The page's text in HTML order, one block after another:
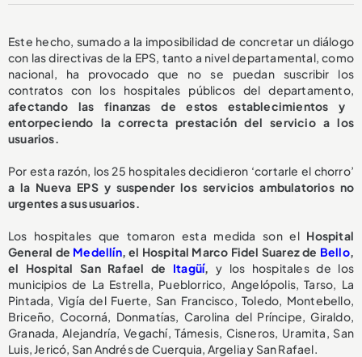
Este hecho, sumado a la imposibilidad de concretar un diálogo
con las directivas de la EPS, tanto a nivel departamental, como
nacional, ha provocado que no se puedan suscribir los
contratos con los hospitales públicos del departamento,
afectando las finanzas de estos establecimientos y
entorpeciendo la correcta prestación del servicio a los
usuarios.
Por esta razón, los 25 hospitales decidieron ‘cortarle el chorro’
a la Nueva EPS y suspender los servicios ambulatorios no
urgentes a sus usuarios.
Los hospitales que tomaron esta medida son el Hospital
General de Medellín, el Hospital Marco Fidel Suarez de Bello,
el Hospital San Rafael de Itagüí, y los hospitales de los
municipios de La Estrella, Pueblorrico, Angelópolis, Tarso, La
Pintada, Vigía del Fuerte, San Francisco, Toledo, Montebello,
Briceño, Cocorná, Donmatías, Carolina del Príncipe, Giraldo,
Granada, Alejandría, Vegachí, Támesis, Cisneros, Uramita, San
Luis, Jericó, San Andrés de Cuerquia, Argelia y San Rafael.